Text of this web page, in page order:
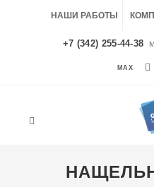
НАШИ РАБОТЫ
+7 (342) 255-44-38
MAX